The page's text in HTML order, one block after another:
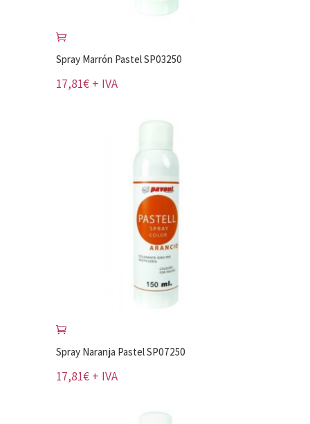
Spray Marrón Pastel SP03250
17,81€ + IVA
Spray Naranja Pastel SP07250
17,81€ + IVA